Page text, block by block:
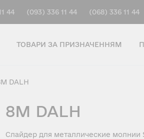
44 (093) 336 11 44 (068) 336 11 44
ТОВАРИ ЗА ПРИЗНАЧЕННЯМ
DALH
8M DALH
Слайдер для металлические